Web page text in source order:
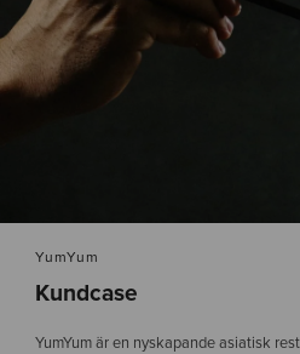
YumYum
Kundcase
YumYum är en nyskapande asiatisk